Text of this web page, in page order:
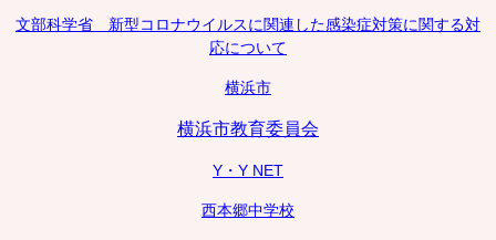
文部科学省 新型コロナウイルスに関連した感染症対策に関する対
応について
横浜市
横浜市教育委員会
Y・Y NET
西本郷中学校